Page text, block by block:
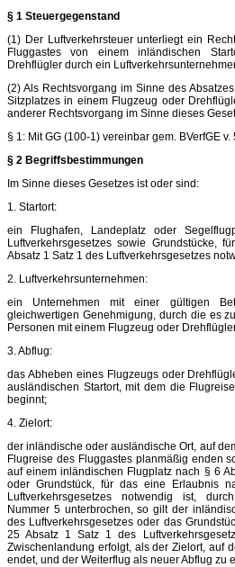
§ 1 Steuergegenstand
(1) Der Luftverkehrsteuer unterliegt ein
Fluggastes von einem inländischen
Drehflügler durch ein
(2) Als Rechtsvorgang im Sinne des
Sitzplatzes in einem Flugzeug oder
anderer Rechtsvorgang im Sinne dieses
§ 1: Mit GG (100-1) vereinbar gem. BVerfGE
§ 2 Begriffsbestimmungen
Im Sinne dieses Gesetzes ist oder sind:
1. Startort:
ein Flughafen, Landeplatz oder
Luftverkehrsgesetzes sowie Grundstücke,
Absatz 1 Satz 1 des Luftverkehrsgesetzes
2. Luftverkehrsunternehmen:
ein Unternehmen mit einer gültigen
gleichwertigen Genehmigung, durch die es
Personen mit einem Flugzeug oder
3. Abflug:
das Abheben eines Flugzeugs oder
ausländischen Startort, mit dem die
beginnt;
4. Zielort:
der inländische oder ausländische Ort, auf
Flugreise des Fluggastes planmäßig enden
auf einem inländischen Flugplatz nach § 6
oder Grundstück, für das eine Erlaubnis
Luftverkehrsgesetzes notwendig ist,
Nummer 5 unterbrochen, so gilt der
des Luftverkehrsgesetzes oder das
25 Absatz 1 Satz 1 des
Zwischenlandung erfolgt, als der Zielort, auf
endet, und der Weiterflug als neuer Abflug zu